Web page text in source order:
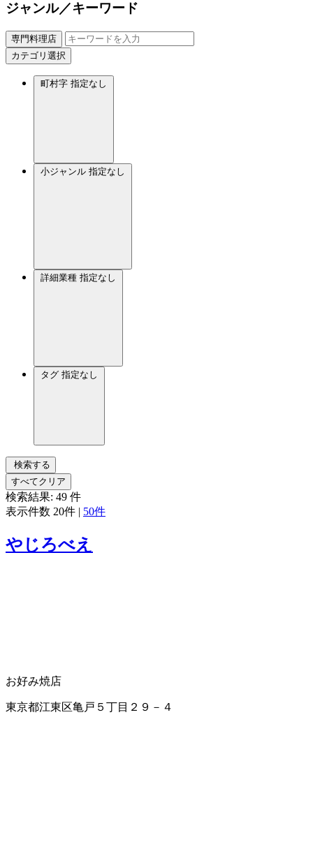
ジャンル／キーワード
専門料理店
カテゴリ選択
町村字 指定なし
小ジャンル 指定なし
詳細業種 指定なし
タグ 指定なし
検索する
すべてクリア
検索結果: 49 件
表示件数 20件 | 50件
やじろべえ
お好み焼店
東京都江東区亀戸５丁目２９－４